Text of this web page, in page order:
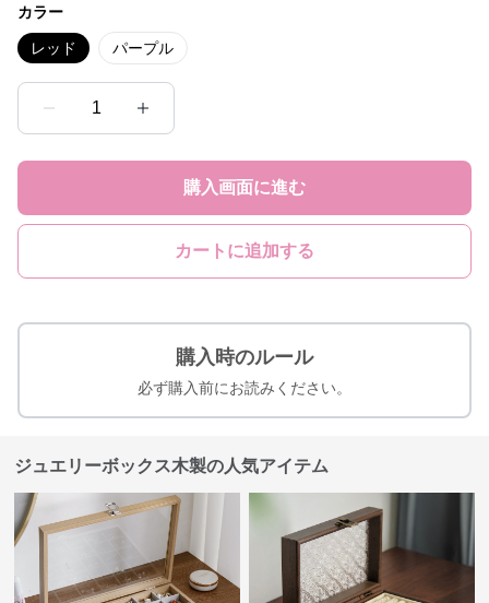
カラー
レッド パープル
1
購入画面に進む
カートに追加する
購入時のルール
必ず購入前にお読みください。
ジュエリーボックス木製の人気アイテム